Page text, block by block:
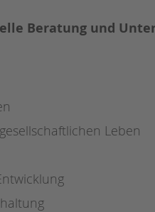
Beratung und
Leben